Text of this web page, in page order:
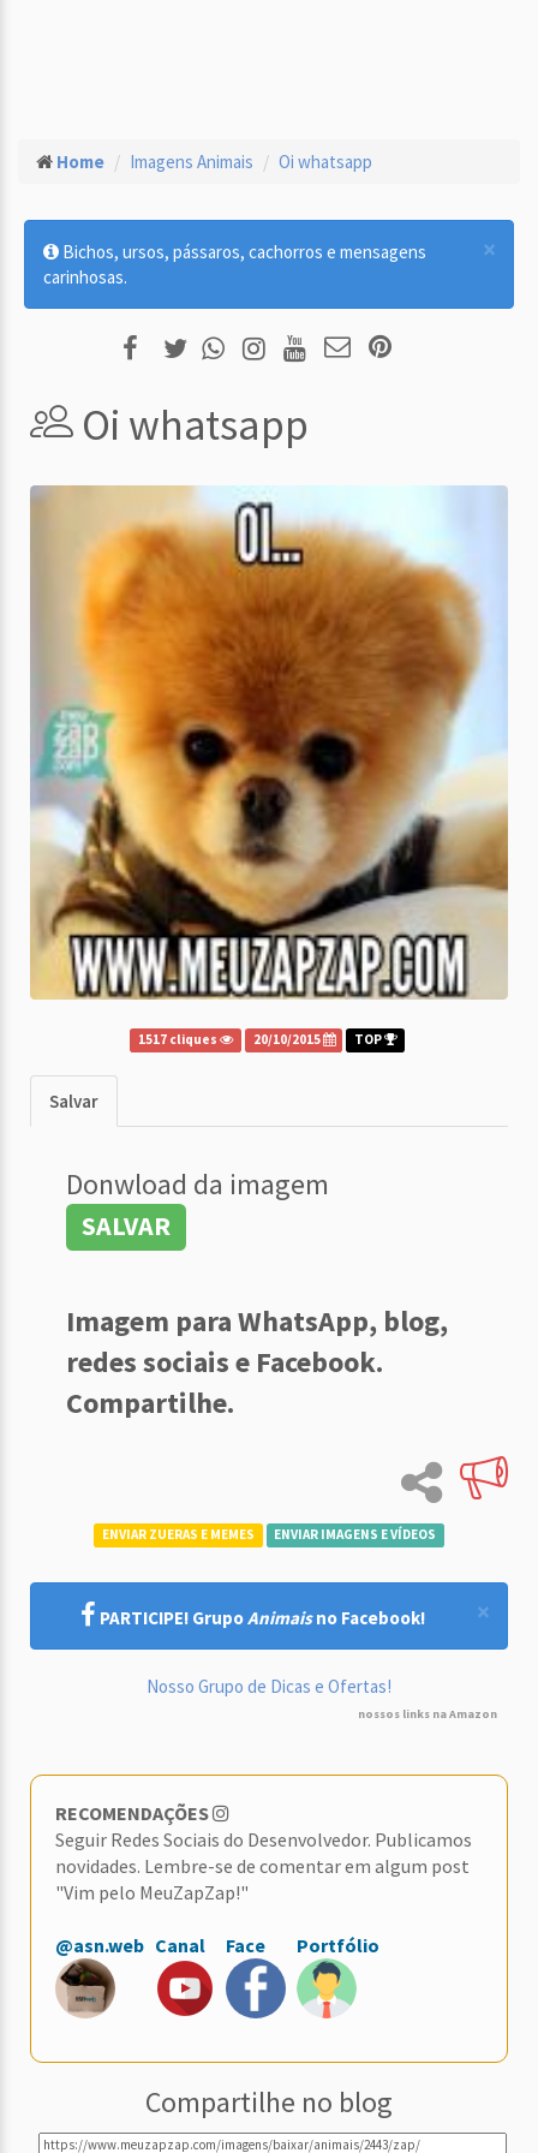
Home Imagens Animais Oi whatsapp
×
Bichos, ursos, pássaros, cachorros e mensagens
carinhosas.
Oi whatsapp
1517 cliques 20/10/2015 TOP
Salvar
Donwload da imagem
SALVAR
Imagem para WhatsApp, blog,
redes sociais e Facebook.
Compartilhe.
ENVIAR ZUERAS E MEMES ENVIAR IMAGENS E VÍDEOS
×
PARTICIPE! GrupoAnimaisno Facebook!
Nosso Grupo de Dicas e Ofertas!
nossos links na Amazon
RECOMENDAÇÕES
Seguir Redes Sociais do Desenvolvedor. Publicamos
novidades. Lembre-se de comentar em algum post
"Vim pelo MeuZapZap!"
@asn.web Canal Face Portfólio
Compartilhe no blog